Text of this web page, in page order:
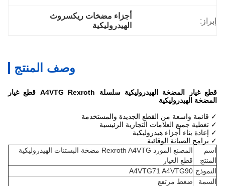
إبراز:
أجزاء مضخات ريكسروث
الهيدروليكية
وصف المنتج
قطع غيار المضخة الهيدروليكية سلسلة A4VTG Rexroth قطع غيار
المضخة الهيدروليكية
✓ قائمة واسعة من القطع الجديدة والمستخدمة
✓ تغطية جميع العلامات التجارية الرئيسية
✓ إعادة بناء أجزاء هيدروليكية
✓ برامج الصيانة الوقائية
اسم
المنتج
المصنع المورد Rexroth A4VTG مضخة البستنات الهيدروليكية
قطع الغيار
النموذج A4VTG71 A4VTG90
السمة
ضغط مرتفع